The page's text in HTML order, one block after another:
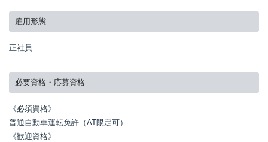
雇用形態
正社員
必要資格・応募資格
《必須資格》
普通自動車運転免許（AT限定可）
《歓迎資格》